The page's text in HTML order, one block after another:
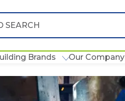
Brands Our Company